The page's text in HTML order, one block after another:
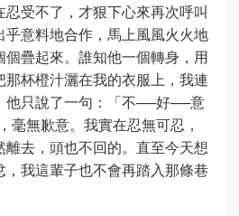
受不了，才狠下心來再次呼叫
意料地合作，馬上風風火火地
疊起來。誰知他一個轉身，用
杯橙汁灑在我的衣服上，我連
他只說了一句：「不──好──意
無歉意。我實在忍無可忍，
去，頭也不回的。直至今天想
我這輩子也不會再踏入那條巷